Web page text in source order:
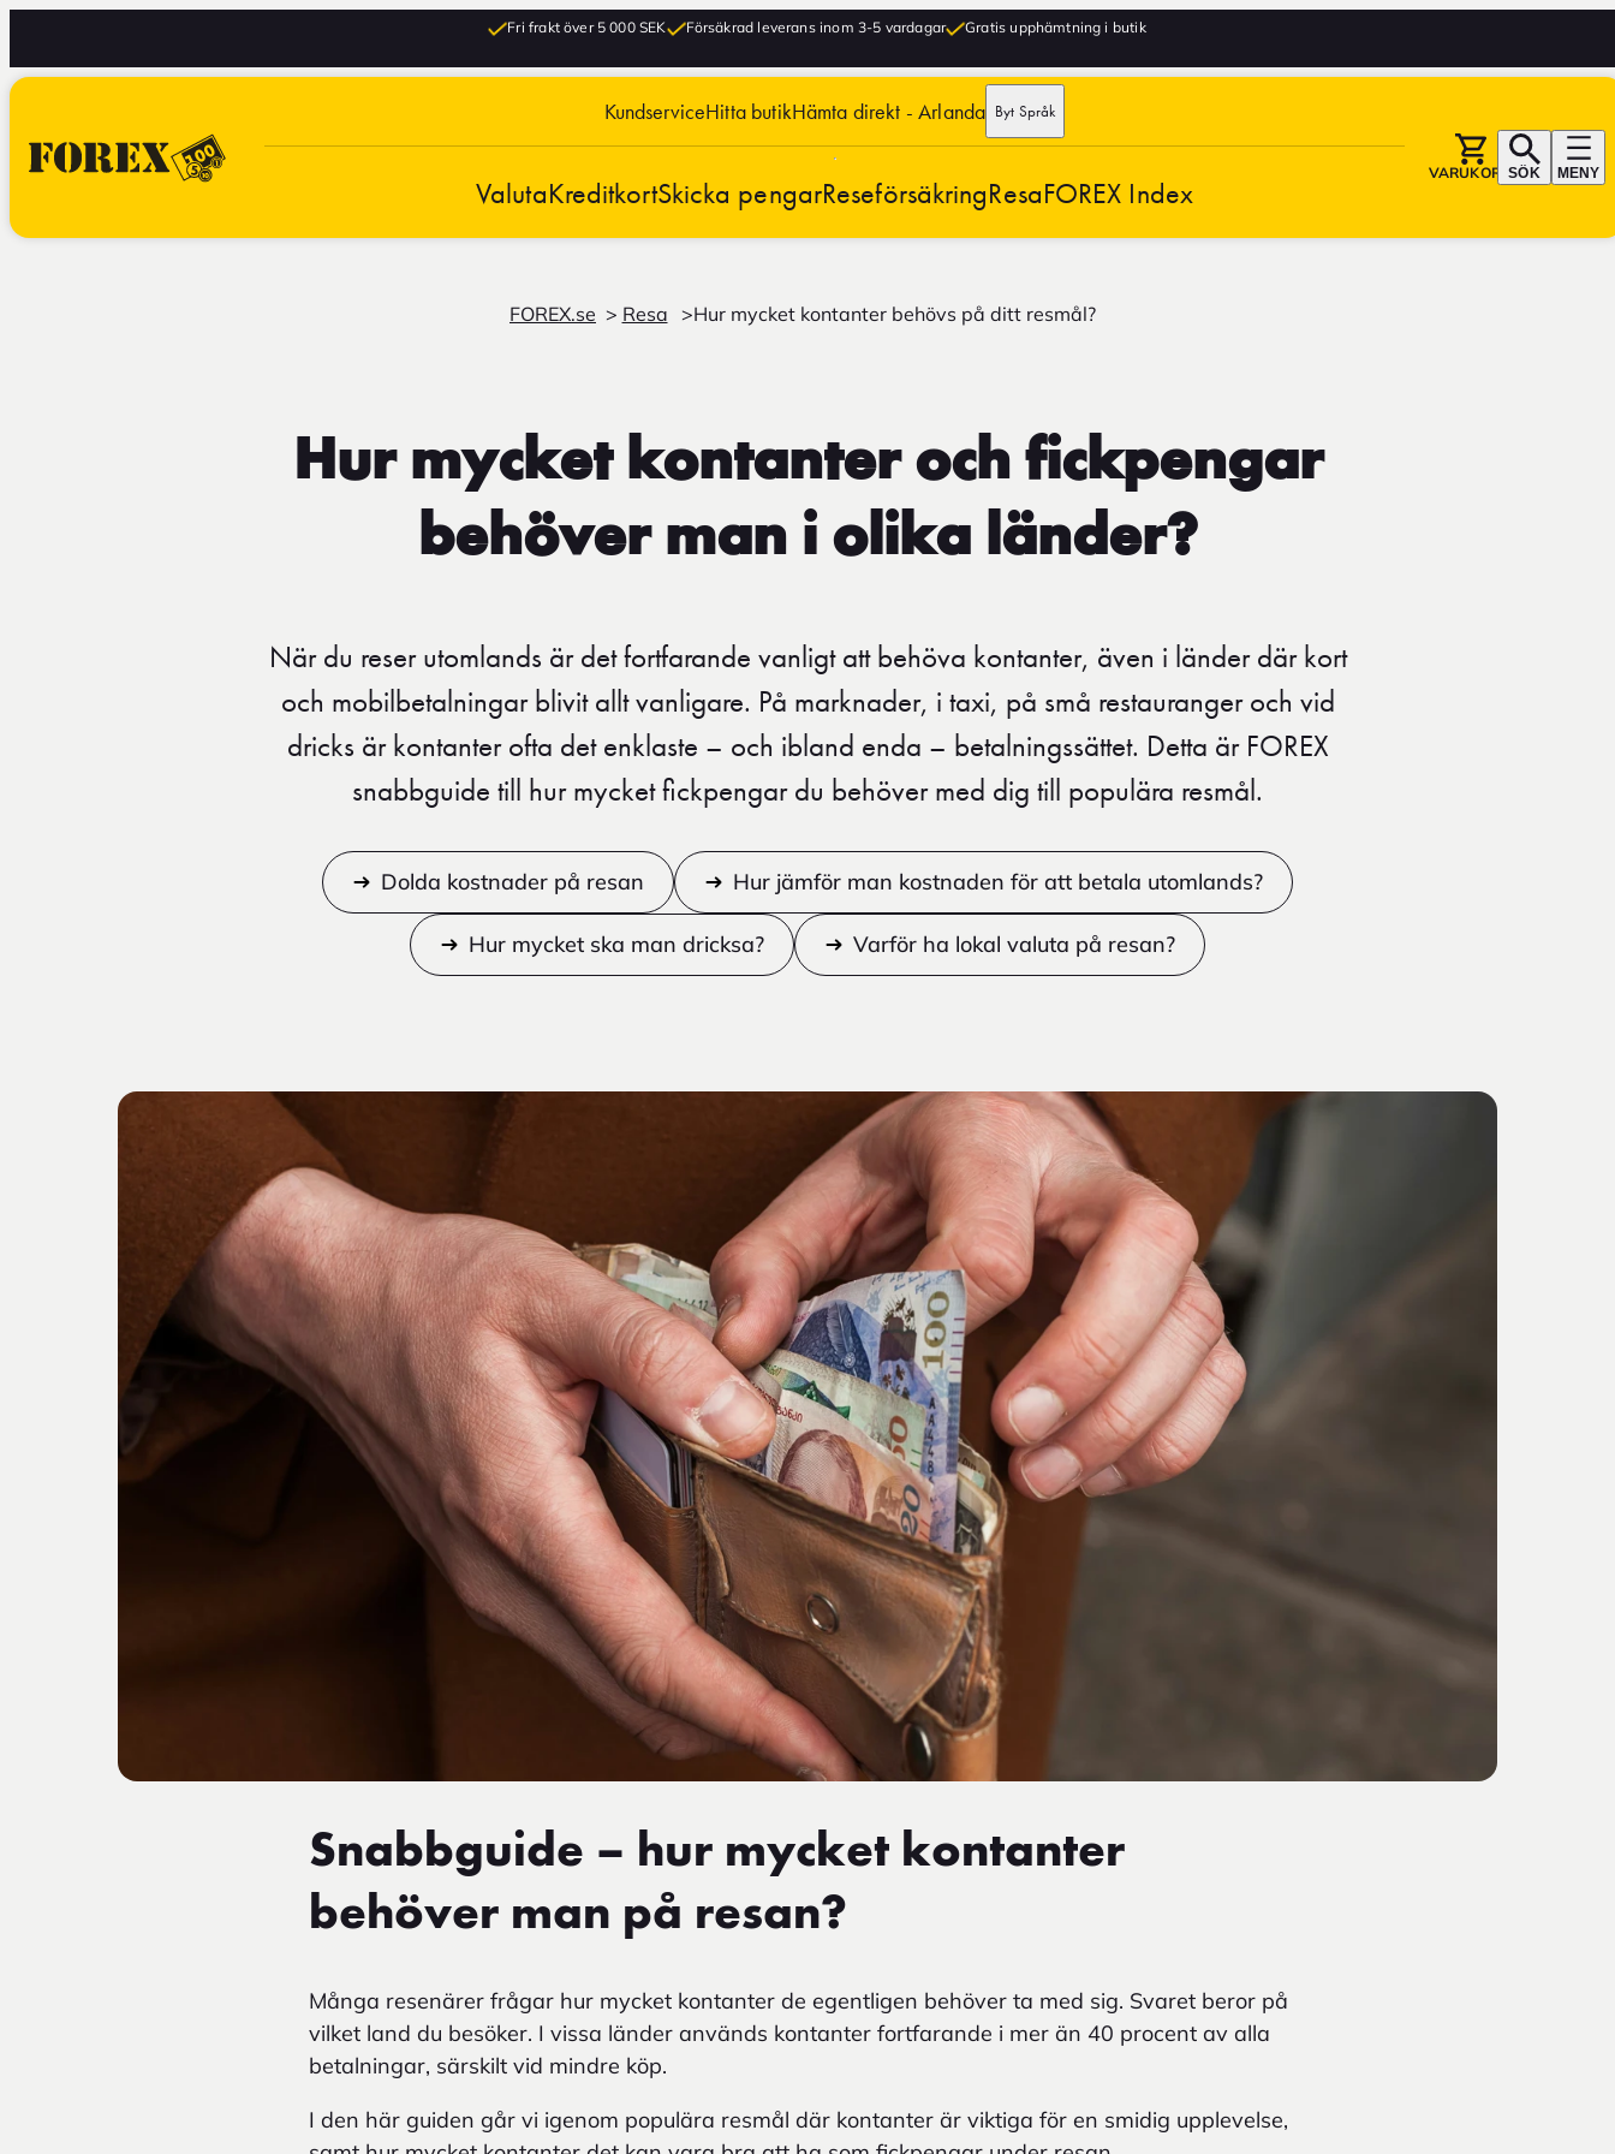
Fri frakt över 5 000 SEK Försäkrad leverans inom 3-5 vardagar Gratis upphämtning i butik
KundserviceHitta butikHämta direkt - Arlanda Byt Språk
ValutaKreditkortSkicka pengarReseförsäkringResaFOREX Index
VARUKORGSÖK MENY
FOREX.se Resa Hur mycket kontanter behövs på ditt resmål?
Hur mycket kontanter och fickpengar
behöver man i olika länder?
När du reser utomlands är det fortfarande vanligt att behöva kontanter, även i länder där kort
och mobilbetalningar blivit allt vanligare. På marknader, i taxi, på små restauranger och vid
dricks är kontanter ofta det enklaste – och ibland enda – betalningssättet. Detta är FOREX
snabbguide till hur mycket fickpengar du behöver med dig till populära resmål.
Dolda kostnader på resan Hur jämför man kostnaden för att betala utomlands?
Hur mycket ska man dricksa? Varför ha lokal valuta på resan?
Snabbguide – hur mycket kontanter
behöver man på resan?
Många resenärer frågar hur mycket kontanter de egentligen behöver ta med sig. Svaret beror på
vilket land du besöker. I vissa länder används kontanter fortfarande i mer än 40 procent av alla
betalningar, särskilt vid mindre köp.
I den här guiden går vi igenom populära resmål där kontanter är viktiga för en smidig upplevelse,